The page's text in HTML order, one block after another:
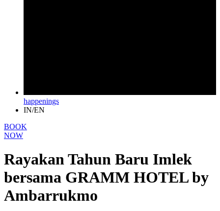
happenings
IN/EN
BOOK
NOW
Rayakan Tahun Baru Imlek
bersama GRAMM HOTEL by
Ambarrukmo